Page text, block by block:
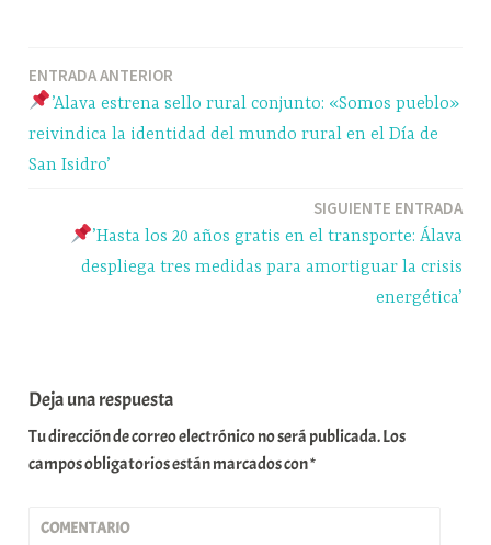
pp m rti
r
Navegación
de
entradas
ENTRADA ANTERIOR
’Alava estrena sello rural conjunto: «Somos pueblo»
reivindica la identidad del mundo rural en el Día de
San Isidro’
SIGUIENTE ENTRADA
’Hasta los 20 años gratis en el transporte: Álava
despliega tres medidas para amortiguar la crisis
energética’
Deja una respuesta
Tu dirección de correo electrónico no será publicada.Los
campos obligatorios están marcados con*
COMENTARIO